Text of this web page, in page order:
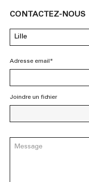
CONTACTEZ-NOUS
Adresse email*
Joindre un fichier